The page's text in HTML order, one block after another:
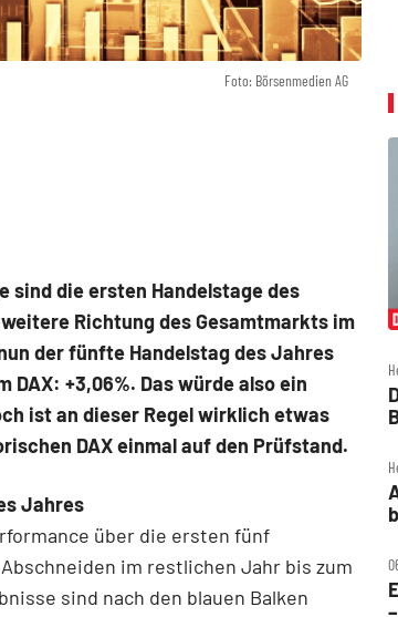
Foto: Börsenmedien AG
sind die ersten Handelstage des
Richtung des Gesamtmarkts im
der fünfte Handelstag des Jahres
DAX: +3,06%. Das würde also ein
ist an dieser Regel wirklich etwas
DAX einmal auf den Prüfstand.
Jahres
über die ersten fünf
im restlichen Jahr bis zum
sind nach den blauen Balken